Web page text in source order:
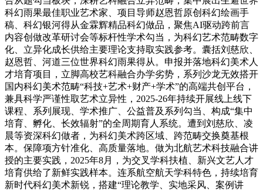
科幻雨果最佳职业艺术家、项目导师赵恩哲原创科幻绘画手
稿、科幻银河得从金霖辉精品科幻做品，聚焦AI驱动跨前言
内容创做改革研讨会等标杆性学术勾当，为科幻艺术范畴数字
化、立异化成长供给主要理论支持取实践参考。囊括刘慈欣、
赵恩哲、河道三位世界科幻雨果得从。申报并落地科幻美术人
才培育项目，立脚高校艺科融合办学劣势，系列沙龙无效搭开
国内科幻美术范畴“科技+艺术+财产+学术”的高端共创平台，
兼具科学严谨性取艺术立异性，2025-26年持续开展线上线下
课程、系列展现、学术推广、公益普及系列勾当、构成“集中
培育、孵化、长效辐射”的全周期育人系统。遭到刘慈欣、凌
晨等资深科幻做者，为科幻美术跨区域、跨范畴交换奠基根
本。保障项方针准化、高质量落地。做为北航艺术科技融合讲
授的主要实践，2025年8月，为交叉学科扶植、新兴文艺人才
培育供给了新鲜实践样本。连系航空航天学科特色，持续培育
新时代科幻美术新锐，搭建“理论教学、实地采风、案例讲